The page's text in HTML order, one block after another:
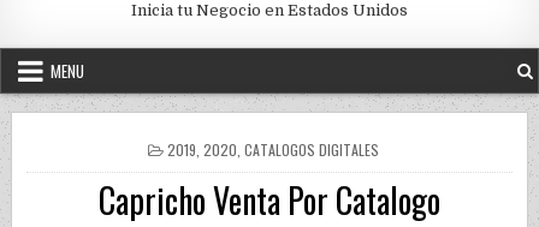
Inicia tu Negocio en Estados Unidos
MENU
POSTED IN
2019, 2020, CATALOGOS DIGITALES
Capricho Venta Por Catalogo